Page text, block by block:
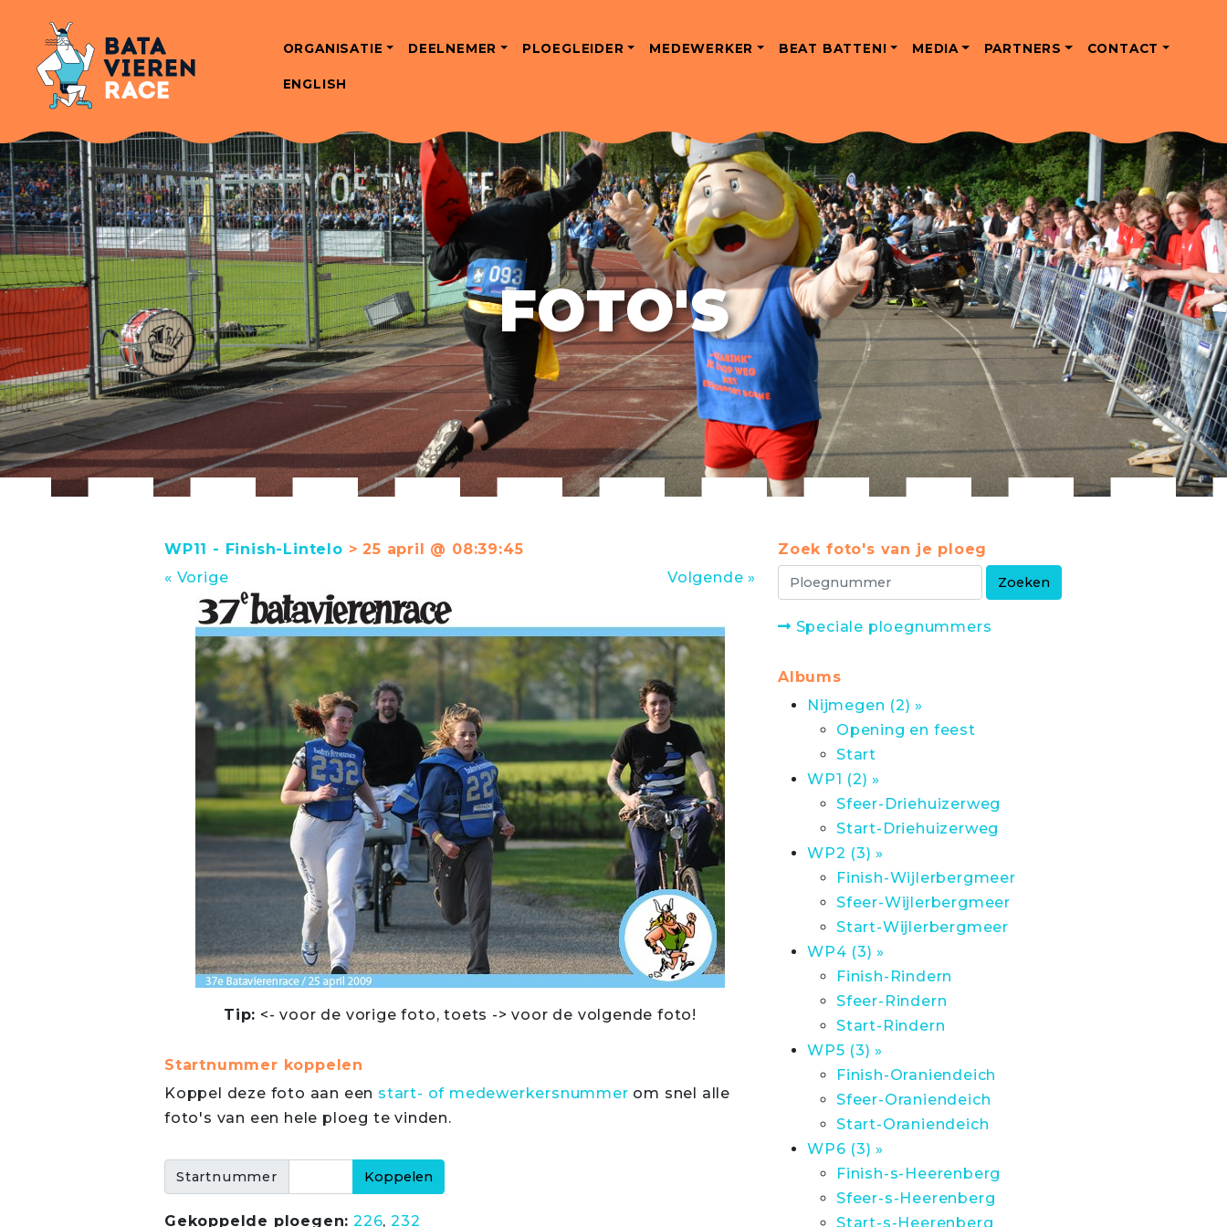
ORGANISATIE DEELNEMER PLOEGLEIDER MEDEWERKER BEAT BATTEN! MEDIA PARTNERS CONTACT
ENGLISH
FOTO'S
WP11 - Finish-Lintelo > 25 april @ 08:39:45
« Vorige
Volgende »
Tip: <- voor de vorige foto, toets -> voor de volgende foto!
Startnummer koppelen
Koppel deze foto aan een start- of medewerkersnummer om snel alle
foto's van een hele ploeg te vinden.
Startnummer
Gekoppelde ploegen: 226,232
Zoek foto's van je ploeg
Speciale ploegnummers
Albums
Nijmegen (2) »
Opening en feest
Start
WP1 (2) »
Sfeer-Driehuizerweg
Start-Driehuizerweg
WP2 (3) »
Finish-Wijlerbergmeer
Sfeer-Wijlerbergmeer
Start-Wijlerbergmeer
WP4 (3) »
Finish-Rindern
Sfeer-Rindern
Start-Rindern
WP5 (3) »
Finish-Oraniendeich
Sfeer-Oraniendeich
Start-Oraniendeich
WP6 (3) »
Finish-s-Heerenberg
Sfeer-s-Heerenberg
Start-s-Heerenberg